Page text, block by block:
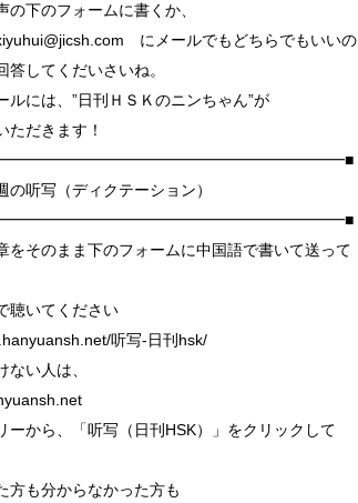
の下のフォームに書くか、
にメールでもどちらでもいいの
答してくだいさいね。
ルには、”日刊ＨＳＫのニンちゃん”が
ただきます！
听写（ディクテーション）
をそのまま下のフォームに中国語で書いて送って
聴いてください
听写-日刊hsk/
ない人は、
ーから、「听写（日刊HSK）」をクリックして
方も分からなかった方も